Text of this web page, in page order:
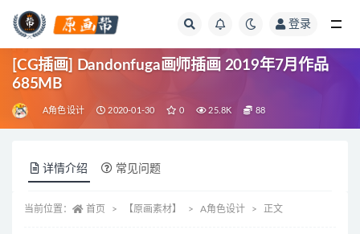
登录
[CG插画] Dandonfuga画师插画 2019年7月作品
685MB
A角色设计 2020-01-30 0 25.8K 88
详情介绍 常见问题
当前位置： 首页 【原画素材】 A角色设计 正文